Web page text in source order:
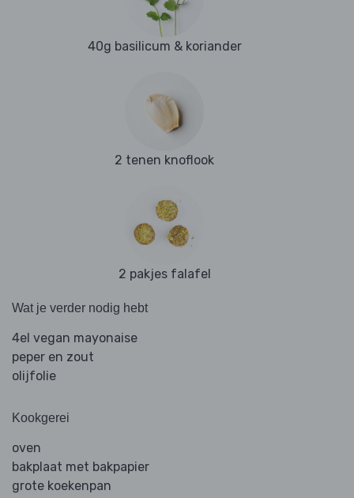
40g basilicum & koriander
2 tenen knoflook
2 pakjes falafel
Wat je verder nodig hebt
4el vegan mayonaise
peper en zout
olijfolie
Kookgerei
oven
bakplaat met bakpapier
grote koekenpan